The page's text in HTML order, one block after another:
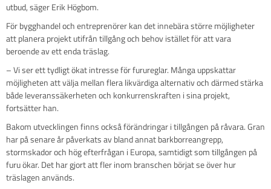
utbud, säger Erik Högbom.
För bygghandel och entreprenörer kan det innebära större möjligheter
att planera projekt utifrån tillgång och behov istället för att vara
beroende av ett enda träslag.
– Vi ser ett tydligt ökat intresse för furureglar. Många uppskattar
möjligheten att välja mellan flera likvärdiga alternativ och därmed stärka
både leveranssäkerheten och konkurrenskraften i sina projekt,
fortsätter han.
Bakom utvecklingen finns också förändringar i tillgången på råvara. Gran
har på senare år påverkats av bland annat barkborreangrepp,
stormskador och hög efterfrågan i Europa, samtidigt som tillgången på
furu ökar. Det har gjort att fler inom branschen börjat se över hur
träslagen används.